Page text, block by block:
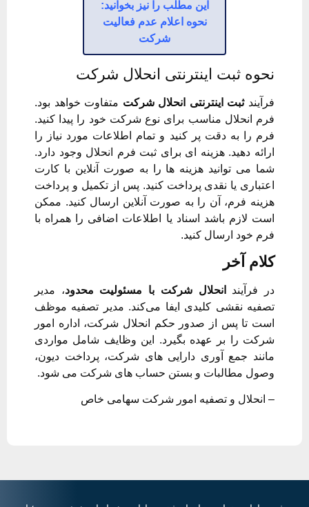
این مطلب را نیز بخوانید:
نحوه اعلام عدم فعالیت
شرکت
نحوه ثبت اینترنتی انحلال شرکت
فرآیندثبت اینترنتی انحلال شرکت متفاوت خواهد بود.
فرم انحلال مناسب برای نوع شرکت خود را پیدا کنید.
فرم را به دقت پر کنید و تمام اطلاعات مورد نیاز را
ارائه دهید. هزینه ای برای ثبت فرم انحلال وجود دارد.
شما می توانید هزینه ها را به صورت آنلاین با کارت
اعتباری یا نقدی پرداخت کنید. پس از تکمیل و پرداخت
هزینه فرم، آن را به صورت آنلاین ارسال کنید. ممکن
است لازم باشد اسناد یا اطلاعات اضافی را همراه با
فرم خود ارسال کنید.
کلام آخر
در فرآیند انحلال شرکت با مسئولیت محدود، مدیر
تصفیه نقشی کلیدی ایفا می‌کند. مدیر تصفیه موظف
است تا پس از صدور حکم انحلال شرکت، اداره امور
شرکت را بر عهده بگیرد. این وظایف شامل مواردی
مانند جمع آوری دارایی های شرکت، پرداخت دیون،
وصول مطالبات و بستن حساب های شرکت می شود.
– انحلال و تصفیه امور شرکت سهامی خاص